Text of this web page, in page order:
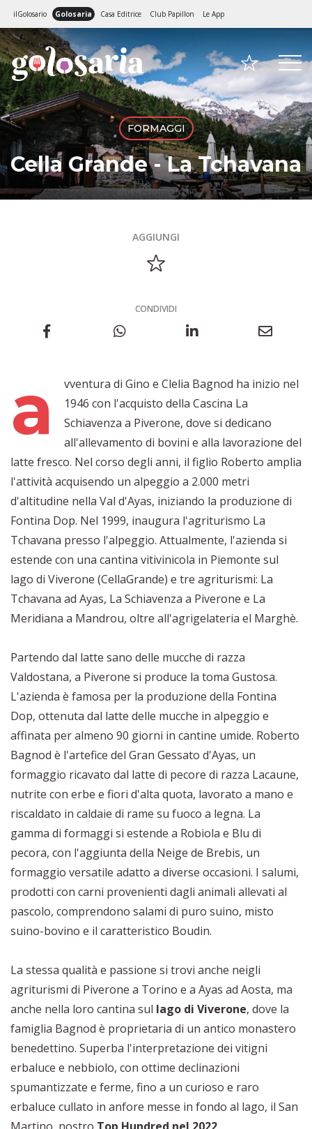
ilGolosario Golosaria Casa Editrice Club Papillon Le App
FORMAGGI
Cella Grande - La Tchavana
AGGIUNGI
CONDIVIDI
a
vventura di Gino e Clelia Bagnod ha inizio nel
1946 con l'acquisto della Cascina La
Schiavenza a Piverone, dove si dedicano
all'allevamento di bovini e alla lavorazione del
latte fresco. Nel corso degli anni, il figlio Roberto amplia
l'attività acquisendo un alpeggio a 2.000 metri
d'altitudine nella Val d'Ayas, iniziando la produzione di
Fontina Dop. Nel 1999, inaugura l'agriturismo La
Tchavana presso l'alpeggio. Attualmente, l'azienda si
estende con una cantina vitivinicola in Piemonte sul
lago di Viverone (CellaGrande) e tre agriturismi: La
Tchavana ad Ayas, La Schiavenza a Piverone e La
Meridiana a Mandrou, oltre all'agrigelateria el Marghè.
Partendo dal latte sano delle mucche di razza
Valdostana, a Piverone si produce la toma Gustosa.
L'azienda è famosa per la produzione della Fontina
Dop, ottenuta dal latte delle mucche in alpeggio e
affinata per almeno 90 giorni in cantine umide. Roberto
Bagnod è l'artefice del Gran Gessato d'Ayas, un
formaggio ricavato dal latte di pecore di razza Lacaune,
nutrite con erbe e fiori d'alta quota, lavorato a mano e
riscaldato in caldaie di rame su fuoco a legna. La
gamma di formaggi si estende a Robiola e Blu di
pecora, con l'aggiunta della Neige de Brebis, un
formaggio versatile adatto a diverse occasioni. I salumi,
prodotti con carni provenienti dagli animali allevati al
pascolo, comprendono salami di puro suino, misto
suino-bovino e il caratteristico Boudin.
La stessa qualità e passione si trovi anche neigli
agriturismi di Piverone a Torino e a Ayas ad Aosta, ma
anche nella loro cantina sul lago di Viverone, dove la
famiglia Bagnod è proprietaria di un antico monastero
benedettino. Superba l'interpretazione dei vitigni
erbaluce e nebbiolo, con ottime declinazioni
spumantizzate e ferme, fino a un curioso e raro
erbaluce cullato in anfore messe in fondo al lago, il San